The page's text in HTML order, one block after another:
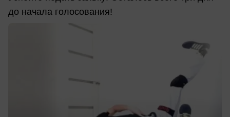
до начала голосования!